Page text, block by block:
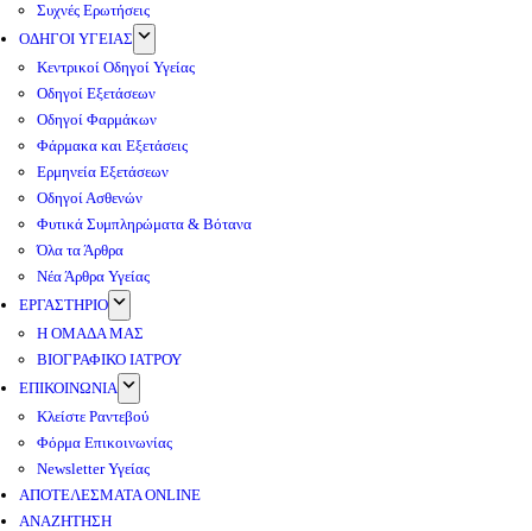
Συχνές Ερωτήσεις
ΟΔΗΓΟΙ ΥΓΕΙΑΣ
Κεντρικοί Οδηγοί Υγείας
Οδηγοί Εξετάσεων
Οδηγοί Φαρμάκων
Φάρμακα και Εξετάσεις
Ερμηνεία Εξετάσεων
Οδηγοί Ασθενών
Φυτικά Συμπληρώματα & Βότανα
Όλα τα Άρθρα
Νέα Άρθρα Υγείας
ΕΡΓΑΣΤΗΡΙΟ
Η ΟΜΑΔΑ ΜΑΣ
ΒΙΟΓΡΑΦΙΚΟ ΙΑΤΡΟΥ
ΕΠΙΚΟΙΝΩΝΙΑ
Κλείστε Ραντεβού
Φόρμα Επικοινωνίας
Newsletter Υγείας
ΑΠΟΤΕΛΕΣΜΑΤΑ ONLINE
ΑΝΑΖΗΤΗΣΗ